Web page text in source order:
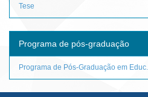
Tese
Programa de pós-graduação
Programa de Pós-Graduação em Educ...